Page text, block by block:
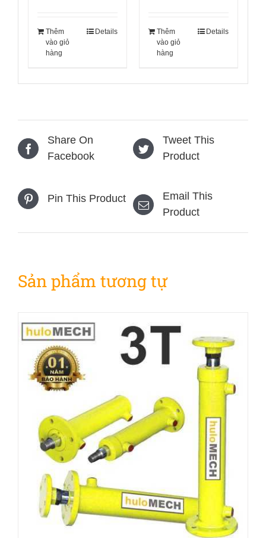
Thêm
vào giỏ
hàng
Details
Thêm
vào giỏ
hàng
Details
Share On
Facebook
Tweet This
Product
Pin This Product
Email This
Product
Sản phẩm tương tự